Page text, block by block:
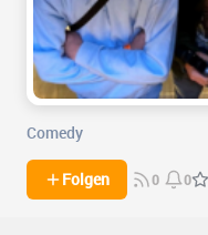
Comedy
Folgen 0 0